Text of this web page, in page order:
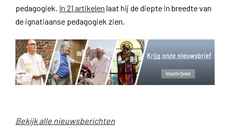
pedagogiek. In 21 artikelen laat hij de diepte in breedte van
de ignatiaanse pedagogiek zien.
Bekijk alle nieuwsberichten